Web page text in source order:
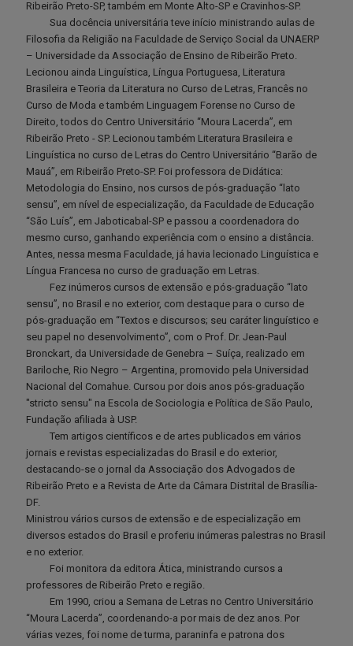
Ribeirão Preto-SP, também em Monte Alto-SP e Cravinhos-SP.
Sua docência universitária teve início ministrando aulas de
Filosofia da Religião na Faculdade de Serviço Social da UNAERP
– Universidade da Associação de Ensino de Ribeirão Preto.
Lecionou ainda Linguística, Língua Portuguesa, Literatura
Brasileira e Teoria da Literatura no Curso de Letras, Francês no
Curso de Moda e também Linguagem Forense no Curso de
Direito, todos do Centro Universitário “Moura Lacerda”, em
Ribeirão Preto - SP. Lecionou também Literatura Brasileira e
Linguística no curso de Letras do Centro Universitário “Barão de
Mauá”, em Ribeirão Preto-SP. Foi professora de Didática:
Metodologia do Ensino, nos cursos de pós-graduação “lato
sensu”, em nível de especialização, da Faculdade de Educação
“São Luís”, em Jaboticabal-SP e passou a coordenadora do
mesmo curso, ganhando experiência com o ensino a distância.
Antes, nessa mesma Faculdade, já havia lecionado Linguística e
Língua Francesa no curso de graduação em Letras.
Fez inúmeros cursos de extensão e pós-graduação “lato
sensu”, no Brasil e no exterior, com destaque para o curso de
pós-graduação em “Textos e discursos; seu caráter linguístico e
seu papel no desenvolvimento”, com o Prof. Dr. Jean-Paul
Bronckart, da Universidade de Genebra – Suíça, realizado em
Bariloche, Rio Negro – Argentina, promovido pela Universidad
Nacional del Comahue. Cursou por dois anos pós-graduação
"stricto sensu" na Escola de Sociologia e Política de São Paulo,
Fundação afiliada à USP.
Tem artigos científicos e de artes publicados em vários
jornais e revistas especializadas do Brasil e do exterior,
destacando-se o jornal da Associação dos Advogados de
Ribeirão Preto e a Revista de Arte da Câmara Distrital de Brasília-
DF.
Ministrou vários cursos de extensão e de especialização em
diversos estados do Brasil e proferiu inúmeras palestras no Brasil
e no exterior.
Foi monitora da editora Ática, ministrando cursos a
professores de Ribeirão Preto e região.
Em 1990, criou a Semana de Letras no Centro Universitário
“Moura Lacerda”, coordenando-a por mais de dez anos. Por
várias vezes, foi nome de turma, paraninfa e patrona dos